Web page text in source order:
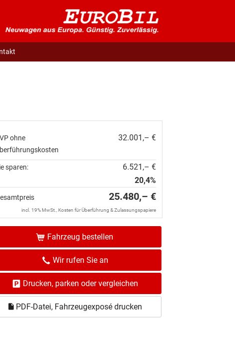
ohne
32.001,– €
sparen:
6.521,– €
20,4%
25.480,– €
incl. 19% MwSt., Kosten für Überführung & Zulassungspapiere
Fahrzeug bestellen
Wir rufen Sie an
Drucken, parken oder vergleichen
PDF-Datei, Fahrzeugexposé drucken